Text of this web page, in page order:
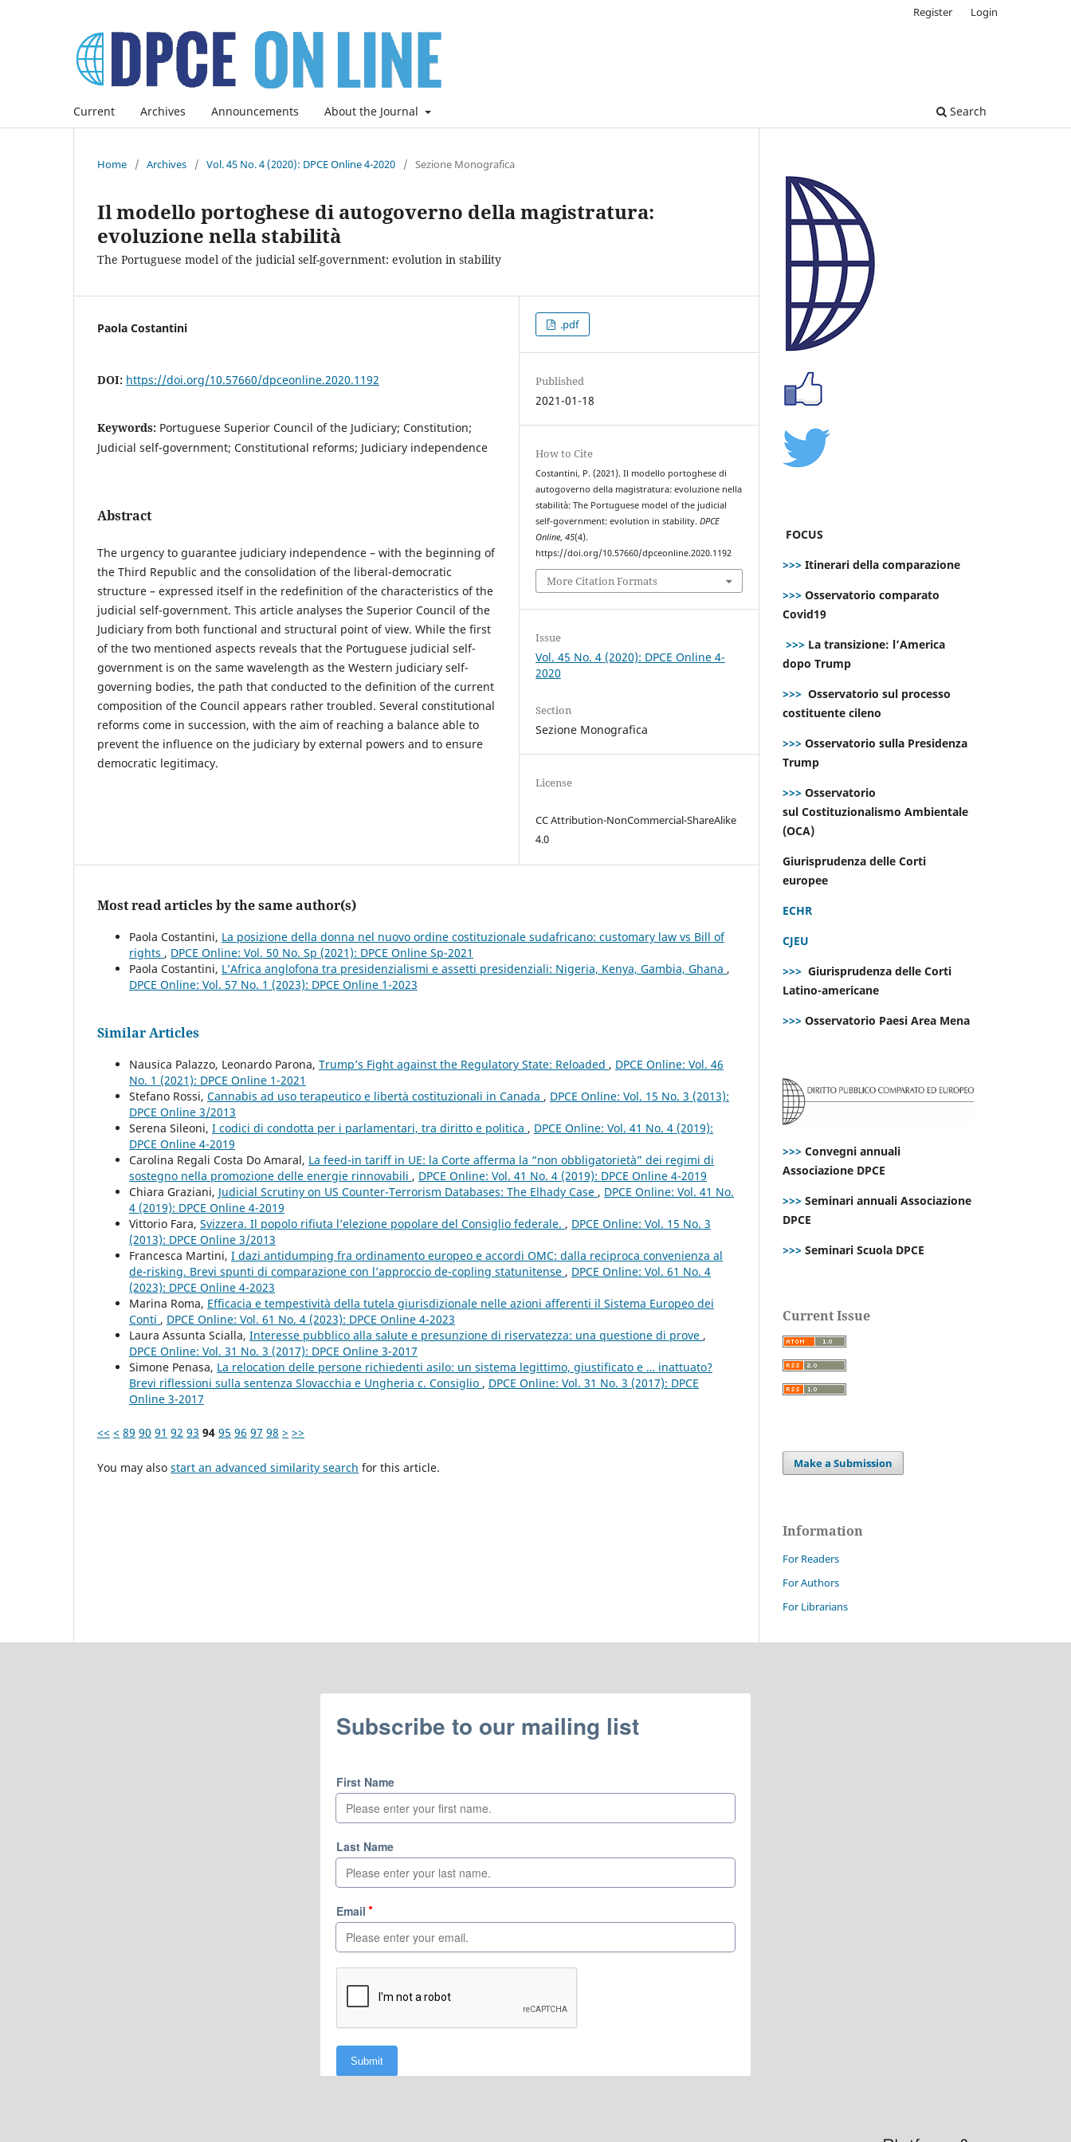
Current Archives Announcements About the Journal Search
Register Login
Home / Archives / Vol. 45 No. 4 (2020): DPCE Online 4-2020 / Sezione Monografica
Il modello portoghese di autogoverno della magistratura:
evoluzione nella stabilità
The Portuguese model of the judicial self-government: evolution in stability
Paola Costantini
DOI: https://doi.org/10.57660/dpceonline.2020.1192
Keywords: Portuguese Superior Council of the Judiciary; Constitution;
Judicial self-government; Constitutional reforms; Judiciary independence
Abstract
The urgency to guarantee judiciary independence – with the beginning of
the Third Republic and the consolidation of the liberal-democratic
structure – expressed itself in the redefinition of the characteristics of the
judicial self-government. This article analyses the Superior Council of the
Judiciary from both functional and structural point of view. While the first
of the two mentioned aspects reveals that the Portuguese judicial self-
government is on the same wavelength as the Western judiciary self-
governing bodies, the path that conducted to the definition of the current
composition of the Council appears rather troubled. Several constitutional
reforms come in succession, with the aim of reaching a balance able to
prevent the influence on the judiciary by external powers and to ensure
democratic legitimacy.
.pdf
Published
2021-01-18
How to Cite
Costantini, P. (2021). Il modello portoghese di
autogoverno della magistratura: evoluzione nella
stabilità: The Portuguese model of the judicial
self-government: evolution in stability.DPCE
Online,45(4).
https://doi.org/10.57660/dpceonline.2020.1192
More Citation Formats
Issue
Vol. 45 No. 4 (2020): DPCE Online 4-
2020
Section
Sezione Monografica
License
CC Attribution-NonCommercial-ShareAlike
4.0
Most read articles by the same author(s)
Paola Costantini, La posizione della donna nel nuovo ordine costituzionale sudafricano: customary law vs Bill of
rights , DPCE Online: Vol. 50 No. Sp (2021): DPCE Online Sp-2021
Paola Costantini, L’Africa anglofona tra presidenzialismi e assetti presidenziali: Nigeria, Kenya, Gambia, Ghana ,
DPCE Online: Vol. 57 No. 1 (2023): DPCE Online 1-2023
Similar Articles
Nausica Palazzo, Leonardo Parona, Trump’s Fight against the Regulatory State: Reloaded , DPCE Online: Vol. 46
No. 1 (2021): DPCE Online 1-2021
Stefano Rossi, Cannabis ad uso terapeutico e libertà costituzionali in Canada , DPCE Online: Vol. 15 No. 3 (2013):
DPCE Online 3/2013
Serena Sileoni, I codici di condotta per i parlamentari, tra diritto e politica , DPCE Online: Vol. 41 No. 4 (2019):
DPCE Online 4-2019
Carolina Regali Costa Do Amaral, La feed-in tariff in UE: la Corte afferma la “non obbligatorietà” dei regimi di
sostegno nella promozione delle energie rinnovabili , DPCE Online: Vol. 41 No. 4 (2019): DPCE Online 4-2019
Chiara Graziani, Judicial Scrutiny on US Counter-Terrorism Databases: The Elhady Case , DPCE Online: Vol. 41 No.
4 (2019): DPCE Online 4-2019
Vittorio Fara, Svizzera. Il popolo rifiuta l’elezione popolare del Consiglio federale. , DPCE Online: Vol. 15 No. 3
(2013): DPCE Online 3/2013
Francesca Martini, I dazi antidumping fra ordinamento europeo e accordi OMC: dalla reciproca convenienza al
de-risking. Brevi spunti di comparazione con l’approccio de-copling statunitense , DPCE Online: Vol. 61 No. 4
(2023): DPCE Online 4-2023
Marina Roma, Efficacia e tempestività della tutela giurisdizionale nelle azioni afferenti il Sistema Europeo dei
Conti , DPCE Online: Vol. 61 No. 4 (2023): DPCE Online 4-2023
Laura Assunta Scialla, Interesse pubblico alla salute e presunzione di riservatezza: una questione di prove ,
DPCE Online: Vol. 31 No. 3 (2017): DPCE Online 3-2017
Simone Penasa, La relocation delle persone richiedenti asilo: un sistema legittimo, giustificato e … inattuato?
Brevi riflessioni sulla sentenza Slovacchia e Ungheria c. Consiglio , DPCE Online: Vol. 31 No. 3 (2017): DPCE
Online 3-2017
<< < 89 90 91 92 93 94 95 96 97 98 > >>
You may also start an advanced similarity search for this article.
FOCUS
>>> Itinerari della comparazione
>>> Osservatorio comparato
Covid19
>>> La transizione: l’America
dopo Trump
>>> Osservatorio sul processo
costituente cileno
>>> Osservatorio sulla Presidenza
Trump
>>> Osservatorio
sul Costituzionalismo Ambientale
(OCA)
Giurisprudenza delle Corti
europee
ECHR
CJEU
>>> Giurisprudenza delle Corti
Latino-americane
>>> Osservatorio Paesi Area Mena
>>> Convegni annuali
Associazione DPCE
>>> Seminari annuali Associazione
DPCE
>>> Seminari Scuola DPCE
Current Issue
Make a Submission
Information
For Readers
For Authors
For Librarians